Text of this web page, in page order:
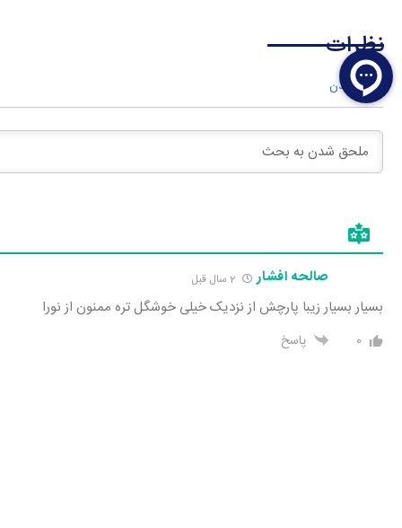
نظرات
وارد شدن
صالحه افشار
بسیار بسیار زیبا پارچش از نزدیک خیلی خوشگل تره ممنون از نورا
0 پاسخ